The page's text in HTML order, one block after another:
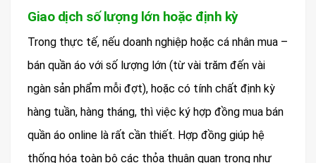
Giao dịch số lượng lớn hoặc định kỳ
Trong thực tế, nếu doanh nghiệp hoặc cá nhân mua –
bán quần áo với số lượng lớn (từ vài trăm đến vài
ngàn sản phẩm mỗi đợt), hoặc có tính chất định kỳ
hàng tuần, hàng tháng, thì việc ký hợp đồng mua bán
quần áo online là rất cần thiết. Hợp đồng giúp hệ
thống hóa toàn bộ các thỏa thuận quan trọng như